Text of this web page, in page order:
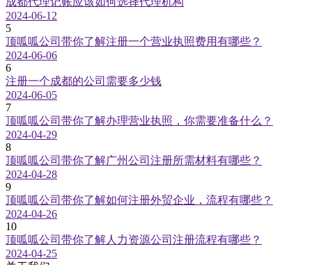
2024-06-12
5
顶呱呱公司带你了解注册一个营业执照费用有哪些？
2024-06-06
6
注册一个成都的公司需要多少钱
2024-06-05
7
顶呱呱公司带你了解办理营业执照，你需要准备什么？
2024-04-29
8
顶呱呱公司带你了解广州公司注册所需材料有哪些？
2024-04-28
9
顶呱呱公司带你了解如何注册外贸企业，流程有哪些？
2024-04-26
10
顶呱呱公司带你了解人力资源公司注册流程有哪些？
2024-04-25